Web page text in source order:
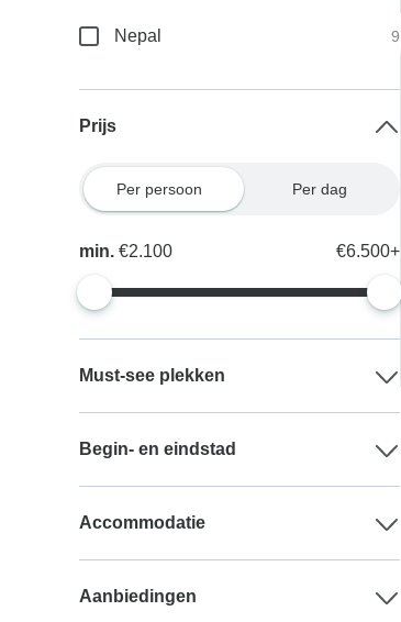
Nepal 9
Prijs
Per persoon Per dag
min.€2.100 €6.500+
Must-see plekken
Begin- en eindstad
Accommodatie
Aanbiedingen